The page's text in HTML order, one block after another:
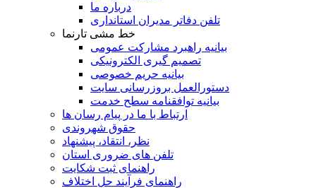
درباره ما
تلفن دفاتر مدیران استانداری
خط مشی تارنما
بیانیه راهبرد مشارکت عمومی
تصمیم گیری الکترونیکی
بیانیه حریم خصوصی
دستورالعمل بروزرسانی سایت
بیانیه توافقنامه سطح خدمت
ارتباط با ما در پیام رسان ها
حقوق شهروندی
نظر، انتقاد، پیشنهاد
تلفن های ضروری استان
راهنمای ثبت شکایت
راهنمای فرآیند حل اختلاف